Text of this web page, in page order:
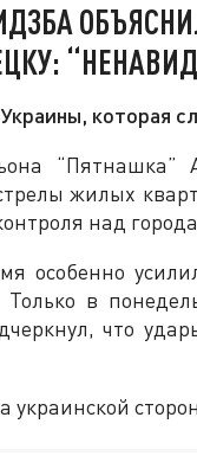
которая
“Пятнашка”
жилых
над
особенно
в
что
украинской